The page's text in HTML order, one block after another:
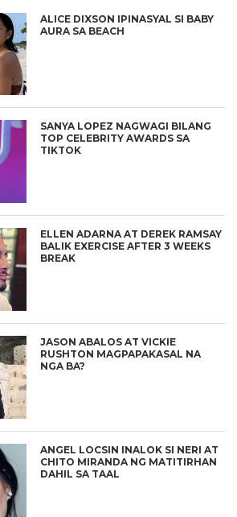
ALICE DIXSON IPINASYAL SI BABY
AURA SA BEACH
SANYA LOPEZ NAGWAGI BILANG
TOP CELEBRITY AWARDS SA
TIKTOK
ELLEN ADARNA AT DEREK RAMSAY
BALIK EXERCISE AFTER 3 WEEKS
BREAK
JASON ABALOS AT VICKIE
RUSHTON MAGPAPAKASAL NA
NGA BA?
ANGEL LOCSIN INALOK SI NERI AT
CHITO MIRANDA NG MATITIRHAN
DAHIL SA TAAL